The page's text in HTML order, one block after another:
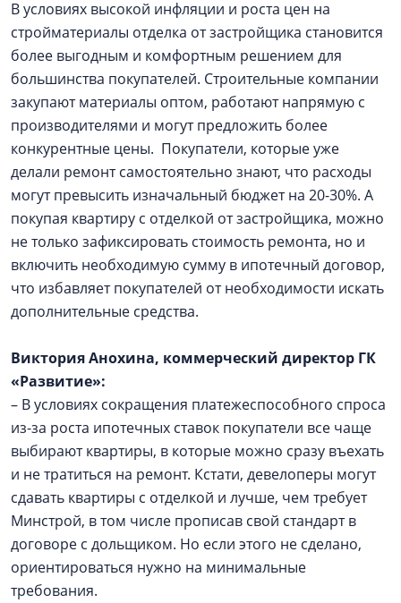
В условиях высокой инфляции и роста цен на
стройматериалы отделка от застройщика становится
более выгодным и комфортным решением для
большинства покупателей. Строительные компании
закупают материалы оптом, работают напрямую с
производителями и могут предложить более
конкурентные цены. Покупатели, которые уже
делали ремонт самостоятельно знают, что расходы
могут превысить изначальный бюджет на 20-30%. А
покупая квартиру с отделкой от застройщика, можно
не только зафиксировать стоимость ремонта, но и
включить необходимую сумму в ипотечный договор,
что избавляет покупателей от необходимости искать
дополнительные средства.
Виктория Анохина, коммерческий директор ГК
«Развитие»:
– В условиях сокращения платежеспособного спроса
из-за роста ипотечных ставок покупатели все чаще
выбирают квартиры, в которые можно сразу въехать
и не тратиться на ремонт. Кстати, девелоперы могут
сдавать квартиры с отделкой и лучше, чем требует
Минстрой, в том числе прописав свой стандарт в
договоре с дольщиком. Но если этого не сделано,
ориентироваться нужно на минимальные
требования.